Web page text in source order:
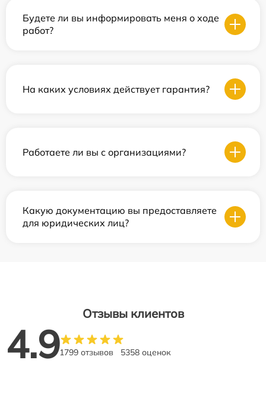
Будете ли вы информировать меня о ходе
работ?
На каких условиях действует гарантия?
Работаете ли вы с организациями?
Какую документацию вы предоставляете
для юридических лиц?
Отзывы клиентов
4.91799 отзывов 5358 оценок